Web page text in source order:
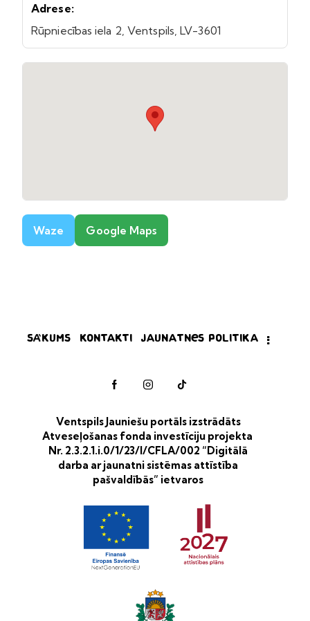
Adrese:
Rūpniecības iela 2, Ventspils, LV-3601
Waze Google Maps
Sākums Kontakti Jaunatnes politika
Ventspils Jauniešu portāls izstrādāts
Atveseļošanas fonda investīciju projekta
Nr. 2.3.2.1.i.0/1/23/I/CFLA/002 “Digitālā
darba ar jaunatni sistēmas attīstība
pašvaldībās” ietvaros